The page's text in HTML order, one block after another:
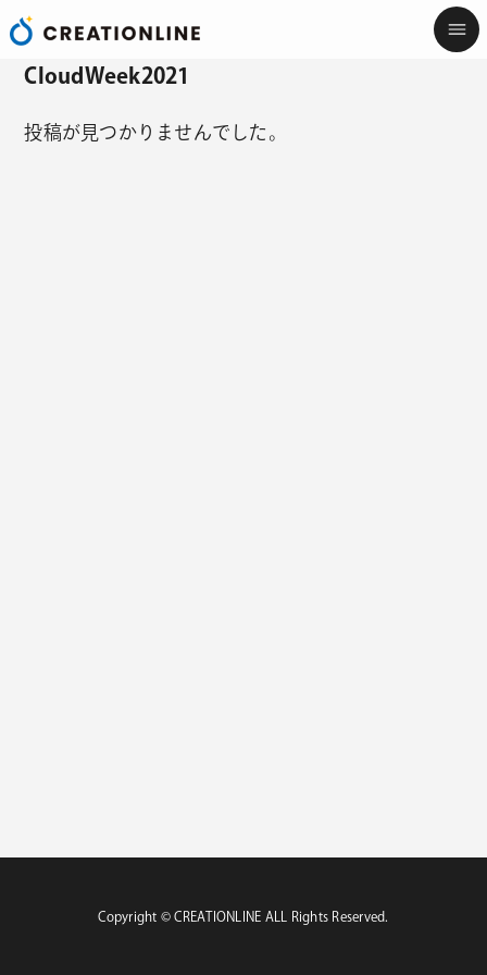
CloudWeek2021
投稿が見つかりませんでした。
Copyright ©︎ CREATIONLINE ALL Rights Reserved.